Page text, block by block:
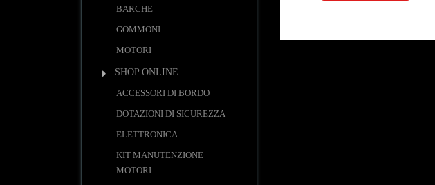
BARCHE
GOMMONI
MOTORI
SHOP ONLINE
ACCESSORI DI BORDO
DOTAZIONI DI SICUREZZA
ELETTRONICA
KIT MANUTENZIONE
MOTORI